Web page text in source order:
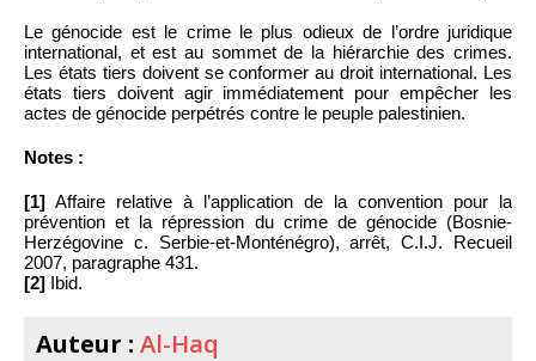
Le génocide est le crime le plus odieux de l’ordre juridique
international, et est au sommet de la hiérarchie des crimes.
Les états tiers doivent se conformer au droit international. Les
états tiers doivent agir immédiatement pour empêcher les
actes de génocide perpétrés contre le peuple palestinien.
Notes :
[1] Affaire relative à l’application de la convention pour la
prévention et la répression du crime de génocide (Bosnie-
Herzégovine c. Serbie-et-Monténégro), arrêt, C.I.J. Recueil
2007, paragraphe 431.
[2] Ibid.
Auteur : Al-Haq